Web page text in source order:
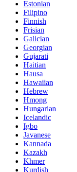
Estonian
Filipino
Finnish
Frisian
Galician
Georgian
Gujarati
Haitian
Hausa
Hawaiian
Hebrew
Hmong
Hungarian
Icelandic
Igbo
Javanese
Kannada
Kazakh
Khmer
Kurdish